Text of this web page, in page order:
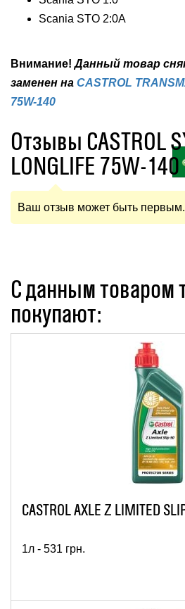
Scania STO 2:0A
Внимание!Данный товар
заменен на CASTROL
75W-140
Отзывы CASTROL
LONGLIFE 75W-140
Ваш отзыв может быть первым.
С данным товаром
покупают:
CASTROL AXLE Z LIMITED
1л - 531 грн.